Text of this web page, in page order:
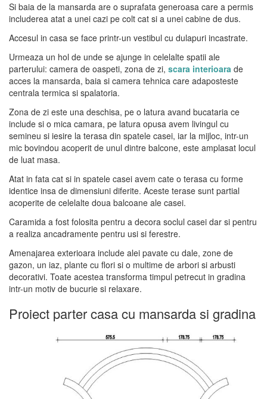
Si baia de la mansarda are o suprafata generoasa care a permis
includerea atat a unei cazi pe colt cat si a unei cabine de dus.
Accesul in casa se face printr-un vestibul cu dulapuri incastrate.
Urmeaza un hol de unde se ajunge in celelalte spatii ale
parterului: camera de oaspeti, zona de zi, scara interioara de
acces la mansarda, baia si camera tehnica care adaposteste
centrala termica si spalatoria.
Zona de zi este una deschisa, pe o latura avand bucataria ce
include si o mica camara, pe latura opusa avem livingul cu
semineu si iesire la terasa din spatele casei, iar la mijloc, intr-un
mic bovindou acoperit de unul dintre balcone, este amplasat locul
de luat masa.
Atat in fata cat si in spatele casei avem cate o terasa cu forme
identice insa de dimensiuni diferite. Aceste terase sunt partial
acoperite de celelalte doua balcoane ale casei.
Caramida a fost folosita pentru a decora soclul casei dar si pentru
a realiza ancadramente pentru usi si ferestre.
Amenajarea exterioara include alei pavate cu dale, zone de
gazon, un iaz, plante cu flori si o multime de arbori si arbusti
decorativi. Toate acestea transforma timpul petrecut in gradina
intr-un motiv de bucurie si relaxare.
Proiect parter casa cu mansarda si gradina